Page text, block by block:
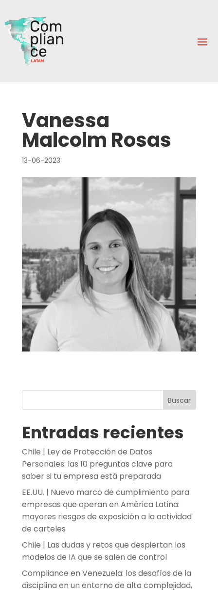
Vanessa
Malcolm Rosas
13-06-2023
Buscar
Entradas recientes
Chile | Ley de Protección de Datos
Personales: las 10 preguntas clave para
saber si tu empresa está preparada
EE.UU. | Nuevo marco de cumplimiento para
empresas que operan en América Latina:
mayores riesgos de exposición a la actividad
de carteles
Chile | Las dudas y retos que despiertan los
modelos de IA que se salen de control
Compliance en Venezuela: los desafíos de la
disciplina en un entorno de alta complejidad,